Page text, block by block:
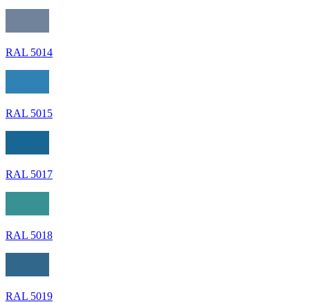
RAL 5014
RAL 5015
RAL 5017
RAL 5018
RAL 5019